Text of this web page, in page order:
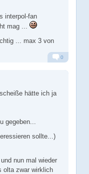
interpol-fan
mag ...
... max 3 von
0
hätte ich ja
gegeben...
sollte...)
nun mal wieder
olta zwar wirklich